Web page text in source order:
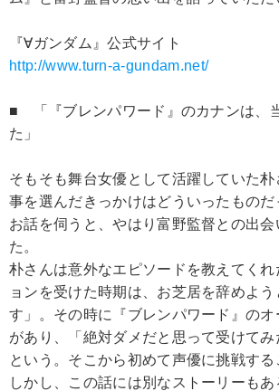
『∀ガンダム』公式サイト
http://www.turn-a-gundam.net/
■ 「『ブレンパワード』のカナンは、
た」
そもそも舞台女優として活躍していた
事を選んだきっかけはどういったものだ
お話を伺うと、やはり富野監督との出会
た。
朴さんは意外なエピソードを教えてく
ョンを受けた時期は、お芝居を辞めよ
す」。その時に『ブレンパワード』の
があり、「絶対ダメだと思って受けてみ
という。そこから初めて声優に挑戦する
しかし、この話には別なストーリーも